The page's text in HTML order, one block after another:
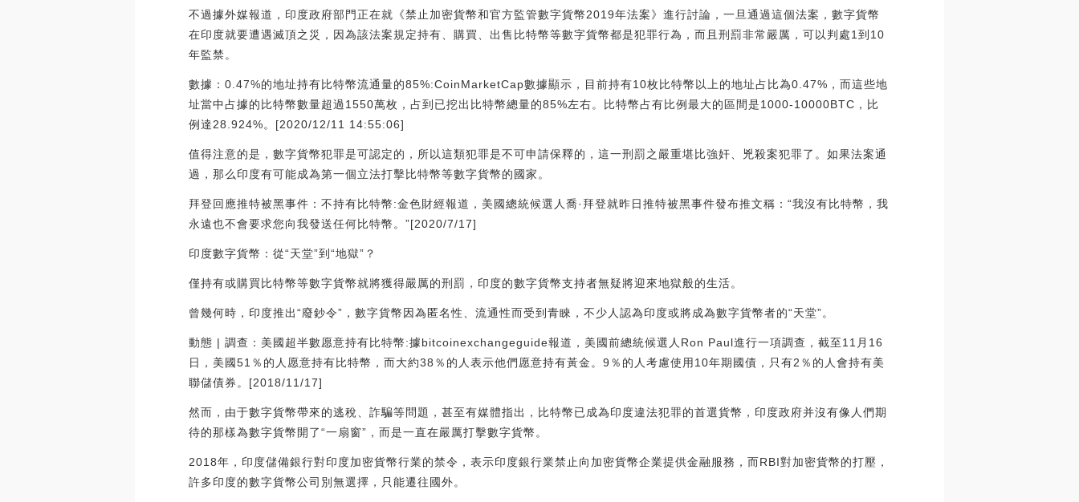
不過據外媒報道，印度政府部門正在就《禁止加密貨幣和官方監管數字貨幣2019年法案》進行討論，一旦通過這個法案，數字貨幣
在印度就要遭遇滅頂之災，因為該法案規定持有、購買、出售比特幣等數字貨幣都是犯罪行為，而且刑罰非常嚴厲，可以判處1到10
年監禁。
數據：0.47%的地址持有比特幣流通量的85%:CoinMarketCap數據顯示，目前持有10枚比特幣以上的地址占比為0.47%，而這些地
址當中占據的比特幣數量超過1550萬枚，占到已挖出比特幣總量的85%左右。比特幣占有比例最大的區間是1000-10000BTC，比
例達28.924%。[2020/12/11 14:55:06]
值得注意的是，數字貨幣犯罪是可認定的，所以這類犯罪是不可申請保釋的，這一刑罰之嚴重堪比強奸、兇殺案犯罪了。如果法案通
過，那么印度有可能成為第一個立法打擊比特幣等數字貨幣的國家。
拜登回應推特被黑事件：不持有比特幣:金色財經報道，美國總統候選人喬·拜登就昨日推特被黑事件發布推文稱：“我沒有比特幣，我
永遠也不會要求您向我發送任何比特幣。”[2020/7/17]
印度數字貨幣：從“天堂”到“地獄”？
僅持有或購買比特幣等數字貨幣就將獲得嚴厲的刑罰，印度的數字貨幣支持者無疑將迎來地獄般的生活。
曾幾何時，印度推出“廢鈔令”，數字貨幣因為匿名性、流通性而受到青睞，不少人認為印度或將成為數字貨幣者的“天堂”。
動態 | 調查：美國超半數愿意持有比特幣:據bitcoinexchangeguide報道，美國前總統候選人Ron Paul進行一項調查，截至11月16
日，美國51％的人愿意持有比特幣，而大約38％的人表示他們愿意持有黃金。9％的人考慮使用10年期國債，只有2％的人會持有美
聯儲債券。[2018/11/17]
然而，由于數字貨幣帶來的逃稅、詐騙等問題，甚至有媒體指出，比特幣已成為印度違法犯罪的首選貨幣，印度政府并沒有像人們期
待的那樣為數字貨幣開了“一扇窗”，而是一直在嚴厲打擊數字貨幣。
2018年，印度儲備銀行對印度加密貨幣行業的禁令，表示印度銀行業禁止向加密貨幣企業提供金融服務，而RBI對加密貨幣的打壓，
許多印度的數字貨幣公司別無選擇，只能遷往國外。